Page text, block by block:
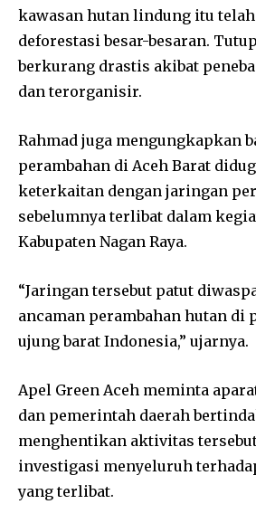
kawasan hutan lindung itu telah
deforestasi besar-besaran.
berkurang drastis akibat
dan terorganisir.
Rahmad juga mengungkapkan
perambahan di Aceh Barat
keterkaitan dengan jaringan
sebelumnya terlibat dalam
Kabupaten Nagan Raya.
“Jaringan tersebut patut
ancaman perambahan hutan
ujung barat Indonesia,” ujarnya.
Apel Green Aceh meminta
dan pemerintah daerah
menghentikan aktivitas
investigasi menyeluruh
yang terlibat.